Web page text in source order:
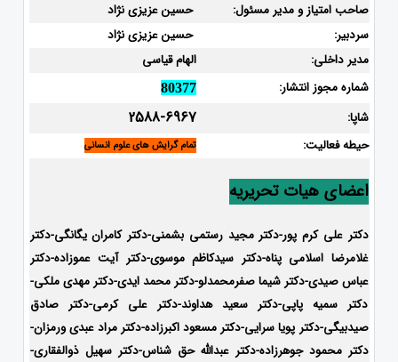
صاحب امتیاز و مدیر مسئول:
حسین عزیزی نژاد
سردبیر:
حسین عزیزی نژاد
مدیر داخلی:
الهام قیاسی
شماره مجوز انتشار:
80377
شاپا: 2588-6967
حیطه فعالیت: تمام گرایش های علوم انسانی
اعضای هیات تحریریه
دکتر علی کرم پور-دکتر مجید رستمی بشمنی-دکتر کامران یگانگی-دکتر
غلامرضا اسلامی پناه-دکتر سیدکاظم موسوی-دکتر آیت عموزاده-دکتر
عباس صیدی-دکتر شیما صفرمحمدلو-دکتر محمد ایدی-دکتر مهدی ملکی-
دکتر سمیه پاپی-دکتر سعید هداوند-دکتر علی کرمی-دکتر صادق
صیدبیگی-دکتر پویا سرایی-دکتر مسعود اکبرزاده-دکتر مراد عبدی ورمزان-
دکتر محمود جوهرزاده-دکتر عبدالله حق شناس-دکتر سهیل ذوالفقاری-